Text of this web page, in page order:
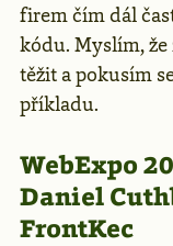
firem čím dál
kódu. Myslím,
těžit a pokusím
příkladu.
WebExpo
Daniel
FrontKec